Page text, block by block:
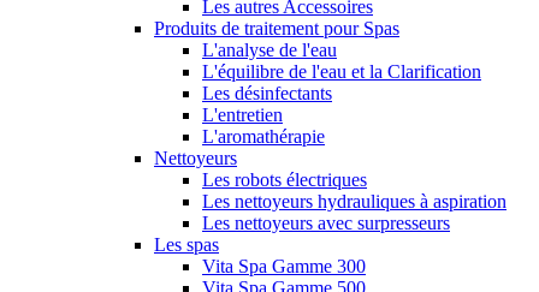
Les autres Accessoires
Produits de traitement pour Spas
L'analyse de l'eau
L'équilibre de l'eau et la Clarification
Les désinfectants
L'entretien
L'aromathérapie
Nettoyeurs
Les robots électriques
Les nettoyeurs hydrauliques à aspiration
Les nettoyeurs avec surpresseurs
Les spas
Vita Spa Gamme 300
Vita Spa Gamme 500